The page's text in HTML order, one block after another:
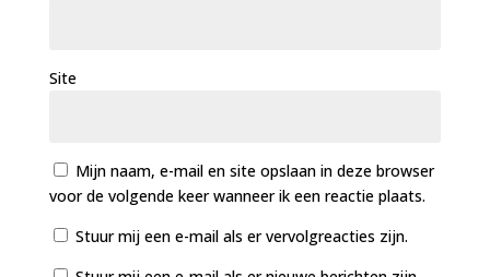
Site
Mijn naam, e-mail en site opslaan in deze browser
voor de volgende keer wanneer ik een reactie plaats.
Stuur mij een e-mail als er vervolgreacties zijn.